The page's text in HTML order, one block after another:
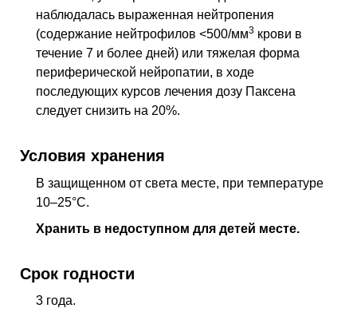
наблюдалась выраженная нейтропения
(содержание нейтрофилов <500/мм3 крови в
течение 7 и более дней) или тяжелая форма
периферической нейропатии, в ходе
последующих курсов лечения дозу Паксена
следует снизить на 20%.
Условия хранения
В защищенном от света месте, при температуре
10–25°C.
Хранить в недоступном для детей месте.
Срок годности
3 года.